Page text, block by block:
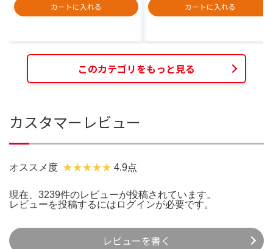
カートに入れる
カートに入れる
このカテゴリをもっと見る
カスタマーレビュー
オススメ度 4.9点
現在、3239件のレビューが投稿されています。
レビューを投稿するには ログインが必要です。
レビューを書く